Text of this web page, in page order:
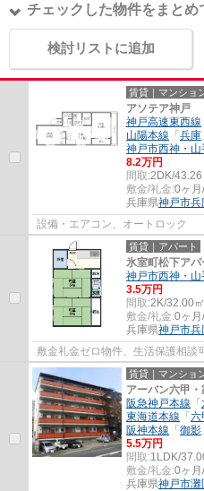
チェックした物件をまとめ
検討リストに追加
賃貸｜マンショ
アソテア神戸
神戸高速東西線
山陽本線 「 兵庫
神戸市西神・山
8.2万円
間取:2DK/43.26
敷金/礼金:0ヶ月
兵庫県神戸市兵
設備・エアコン、オートロック
賃貸｜アパート
氷室町松下アパ
神戸市西神・山
3.5万円
間取:2K/32.00㎡
敷金/礼金:0ヶ月
兵庫県神戸市兵
敷金礼金ゼロ物件、生活保護相談
賃貸｜マンショ
アーバン六甲・
阪急神戸本線 「
東海道本線 「 六
阪神本線 「 御影
5.5万円
間取:1LDK/
敷金/礼金:0ヶ月
兵庫県神戸市灘